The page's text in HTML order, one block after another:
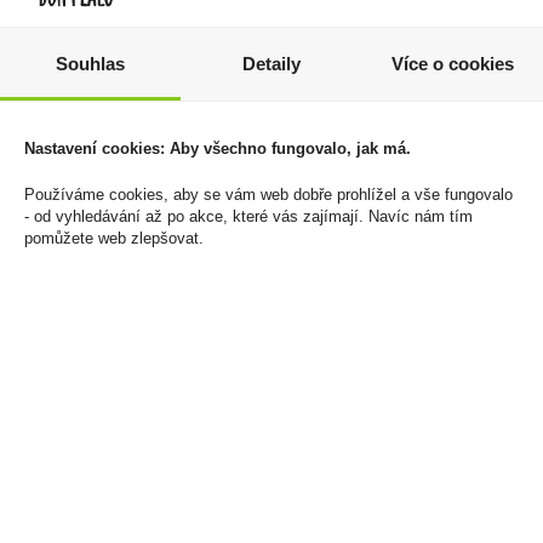
Bols Blue 0,7l 21%
379 Kč
Cena za:1 ks
Marlboro Crafted Gold
1 660 Kč
Skladem:50 - 100 balení
Souhlas Detaily Více o cookies
Nastavení cookies: Aby všechno fungovalo, jak má.
Používáme cookies, aby se vám web dobře prohlížel a vše fungovalo
- od vyhledávání až po akce, které vás zajímají. Navíc nám tím
pomůžete web zlepšovat.